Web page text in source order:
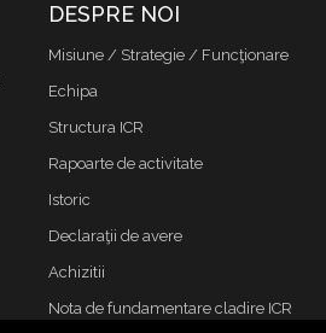
DESPRE NOI
Misiune / Strategie / Funcţionare
Echipa
Structura ICR
Rapoarte de activitate
Istoric
Declaraţii de avere
Achizitii
Nota de fundamentare cladire ICR